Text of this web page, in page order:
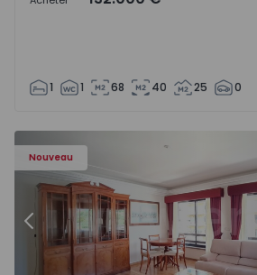
1 1 68 40 25 0
Nouveau
Précédent